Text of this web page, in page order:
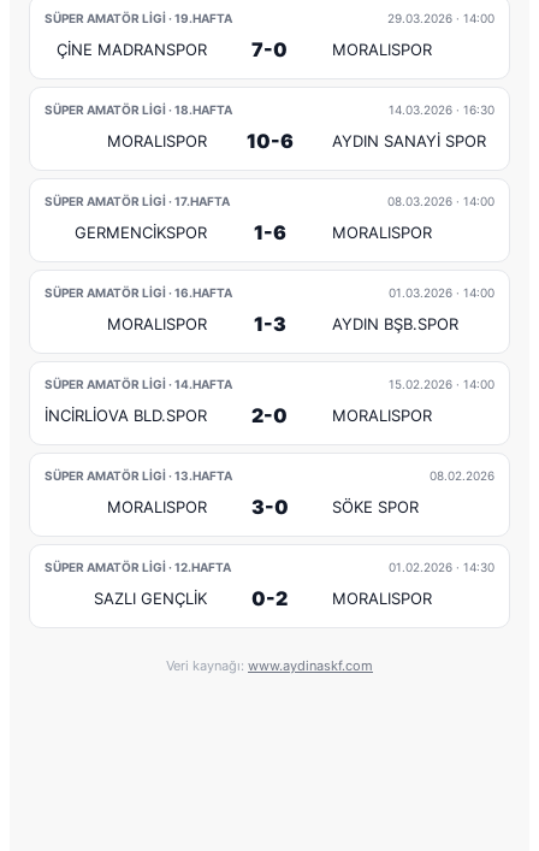
SÜPER AMATÖR LİGİ · 19.HAFTA 29.03.2026 · 14:00
ÇİNE MADRANSPOR 7-0 MORALISPOR
SÜPER AMATÖR LİGİ · 18.HAFTA 14.03.2026 · 16:30
MORALISPOR 10-6 AYDIN SANAYİ SPOR
SÜPER AMATÖR LİGİ · 17.HAFTA 08.03.2026 · 14:00
GERMENCİKSPOR 1-6 MORALISPOR
SÜPER AMATÖR LİGİ · 16.HAFTA 01.03.2026 · 14:00
MORALISPOR 1-3 AYDIN BŞB.SPOR
SÜPER AMATÖR LİGİ · 14.HAFTA 15.02.2026 · 14:00
İNCİRLİOVA BLD.SPOR 2-0 MORALISPOR
SÜPER AMATÖR LİGİ · 13.HAFTA 08.02.2026
MORALISPOR 3-0 SÖKE SPOR
SÜPER AMATÖR LİGİ · 12.HAFTA 01.02.2026 · 14:30
SAZLI GENÇLİK 0-2 MORALISPOR
Veri kaynağı: www.aydinaskf.com